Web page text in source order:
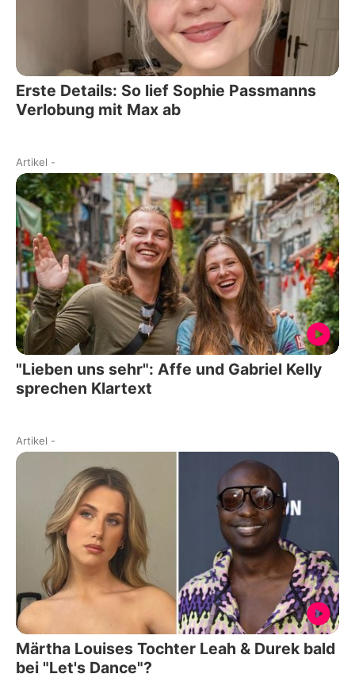
Erste Details: So lief Sophie Passmanns
Verlobung mit Max ab
Artikel -
"Lieben uns sehr": Affe und Gabriel Kelly
sprechen Klartext
Artikel -
Märtha Louises Tochter Leah & Durek bald
bei "Let's Dance"?